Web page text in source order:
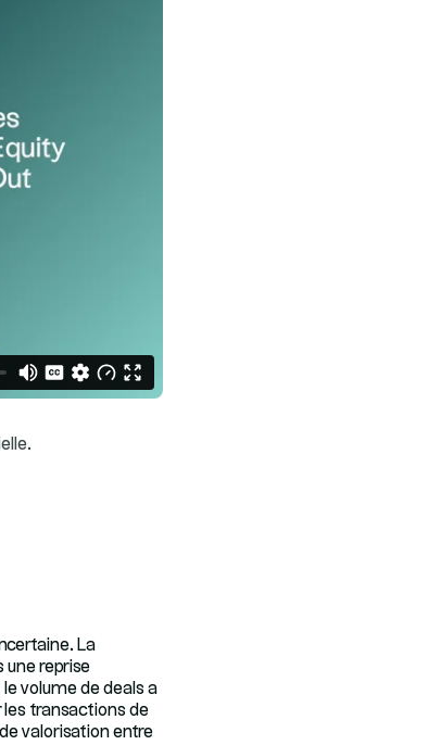
La
une reprise
volume de deals a
les transactions de
valorisation entre